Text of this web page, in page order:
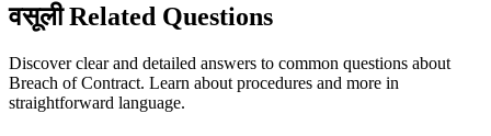
वसूली Related Questions
Discover clear and detailed answers to common questions about
Breach of Contract. Learn about procedures and more in
straightforward language.